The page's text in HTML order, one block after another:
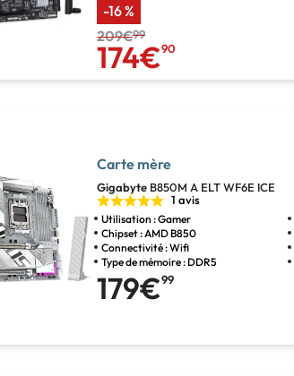
-16 %
209€99
174€90
Carte mère
Gigabyte B850M A ELT WF6E ICE
1 avis
Utilisation : Gamer
Chipset : AMD B850
Connectivité : Wifi
Type de mémoire : DDR5
179€99